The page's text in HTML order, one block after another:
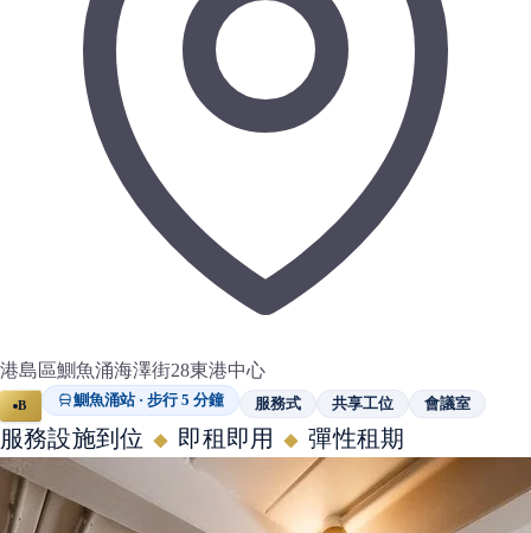
港島區鰂魚涌海澤街28東港中心
B 鰂魚涌站 · 步行 5 分鐘 服務式 共享工位 會議室
服務設施到位 ◆ 即租即用 ◆ 彈性租期